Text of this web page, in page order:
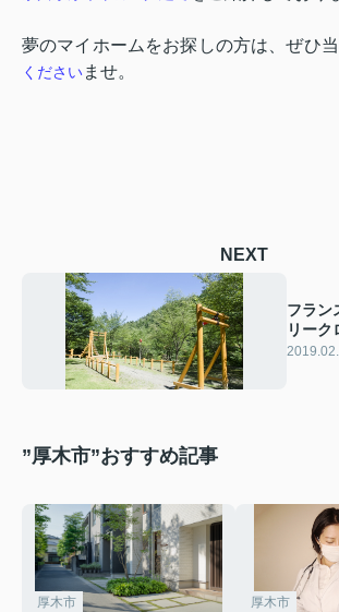
夢のマイホームをお探しの方は、ぜひ
くださいませ。
NEXT
フラン
リーク
ーで思
”厚木市”おすすめ記事
厚木市 厚木市